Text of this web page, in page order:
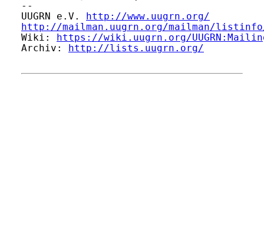
--
UUGRN e.V.
http://www.uugrn.org/
http://mailman.uugrn.org/mailman/
Wiki:
https://wiki.uugrn.org/
Archiv:
http://lists.uugrn.org/